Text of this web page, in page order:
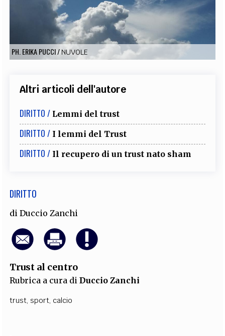
EXTRA
RUBRICHE LIBRI PROCEEDINGS CONTATTI
SOCIAL MEDIA
PH. ERIKA PUCCI/ NUVOLE
Altri articoli dell'autore
DIRITTO / Lemmi del trust
DIRITTO / I lemmi del Trust
DIRITTO / Il recupero di un trust nato sham
DIRITTO
diDuccio Zanchi
Trust al centro
Rubrica a cura diDuccio Zanchi
trust,sport, calcio